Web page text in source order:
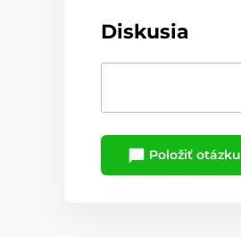
Diskusia
Položiť otázku